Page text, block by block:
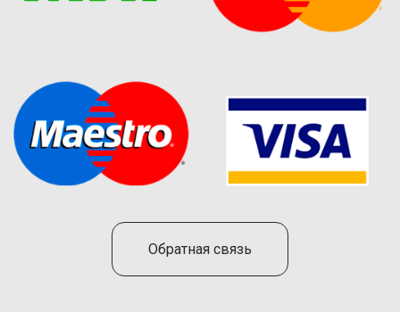
Обратная связь